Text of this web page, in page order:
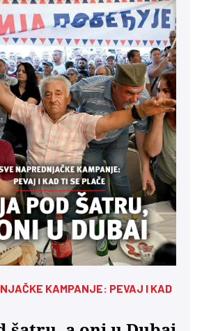
KAMPANJE: PEVAJ I KAD